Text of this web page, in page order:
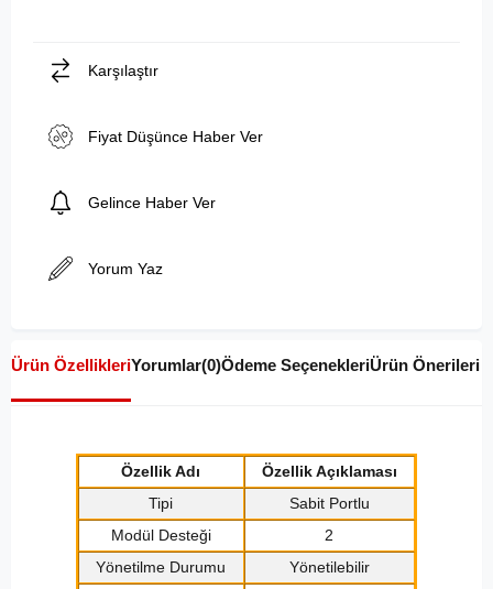
Karşılaştır
Fiyat Düşünce Haber Ver
Gelince Haber Ver
Yorum Yaz
Ürün ÖzellikleriYorumlar(0)Ödeme SeçenekleriÜrün Önerileri
Özellik Adı
Özellik Açıklaması
Tipi
Sabit Portlu
Modül Desteği
2
Yönetilme Durumu
Yönetilebilir